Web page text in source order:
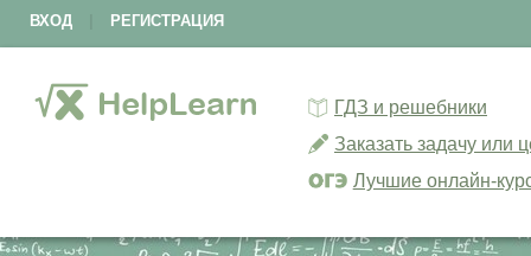
ВХОД РЕГИСТРАЦИЯ
ГДЗ и решебники
Заказать задачу или
Лучшие онлайн-